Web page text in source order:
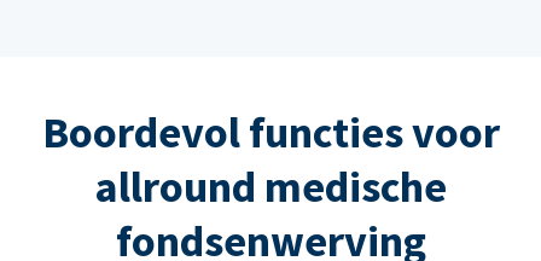
Boordevol functies voor
allround medische
fondsenwerving